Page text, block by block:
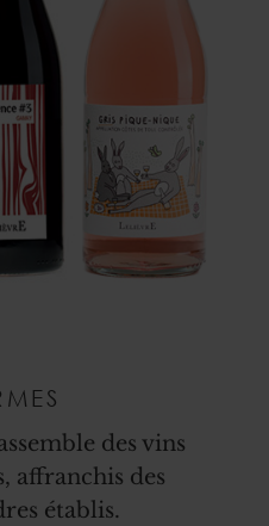
des vins
affranchis des
établis.